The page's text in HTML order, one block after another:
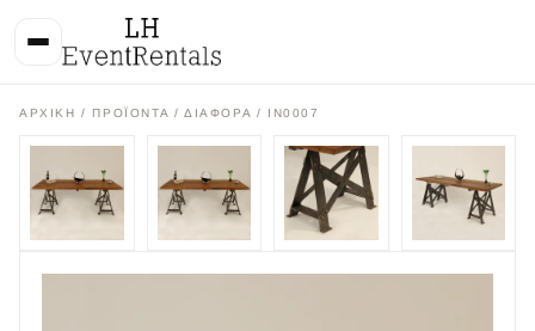
ΑΡΧΙΚΉ / ΠΡΟΪΌΝΤΑ /ΔΙΑΦΟΡΑ / IN0007